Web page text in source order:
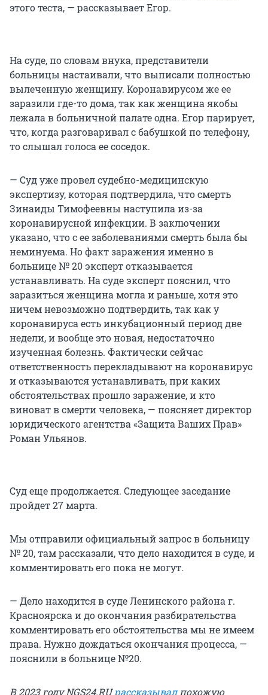
этого теста, — рассказывает Егор.
На суде, по словам внука, представители
больницы настаивали, что выписали полностью
вылеченную женщину. Коронавирусом же ее
заразили где-то дома, так как женщина якобы
лежала в больничной палате одна. Егор парирует,
что, когда разговаривал с бабушкой по телефону,
то слышал голоса ее соседок.
— Суд уже провел судебно-медицинскую
экспертизу, которая подтвердила, что смерть
Зинаиды Тимофеевны наступила из-за
коронавирусной инфекции. В заключении
указано, что с ее заболеваниями смерть была бы
неминуема. Но факт заражения именно в
больнице № 20 эксперт отказывается
устанавливать. На суде эксперт пояснил, что
заразиться женщина могла и раньше, хотя это
ничем невозможно подтвердить, так как у
коронавируса есть инкубационный период две
недели, и вообще это новая, недостаточно
изученная болезнь. Фактически сейчас
ответственность перекладывают на коронавирус
и отказываются устанавливать, при каких
обстоятельствах прошло заражение, и кто
виноват в смерти человека, — поясняет директор
юридического агентства «Защита Ваших Прав»
Роман Ульянов.
Суд еще продолжается. Следующее заседание
пройдет 27 марта.
Мы отправили официальный запрос в больницу
№ 20, там рассказали, что дело находится в суде, и
комментировать его пока не могут.
— Дело находится в суде Ленинского района г.
Красноярска и до окончания разбирательства
комментировать его обстоятельства мы не имеем
права. Нужно дождаться окончания процесса, —
пояснили в больнице №20.
В 2023 году NGS24.RUрассказывалпохожую